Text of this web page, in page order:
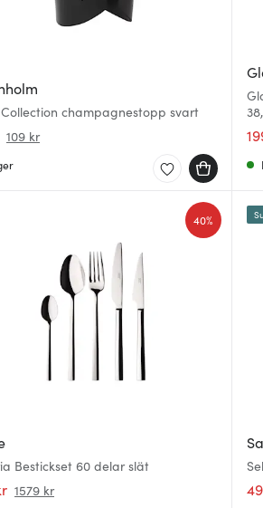
champagnestopp svart
109 kr
Bestickset 60 delar slät
1579 kr
40%